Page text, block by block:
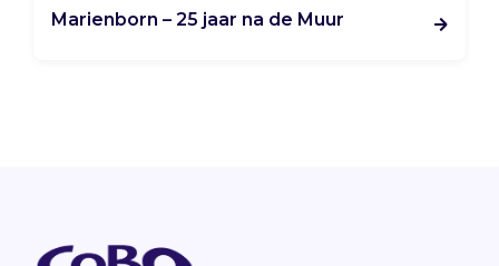
Marienborn – 25 jaar na de Muur